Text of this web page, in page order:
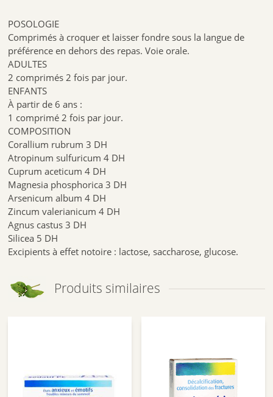
POSOLOGIE
Comprimés à croquer et laisser fondre sous la langue de
préférence en dehors des repas. Voie orale.
ADULTES
2 comprimés 2 fois par jour.
ENFANTS
À partir de 6 ans :
1 comprimé 2 fois par jour.
COMPOSITION
Corallium rubrum 3 DH
Atropinum sulfuricum 4 DH
Cuprum aceticum 4 DH
Magnesia phosphorica 3 DH
Arsenicum album 4 DH
Zincum valerianicum 4 DH
Agnus castus 3 DH
Silicea 5 DH
Excipients à effet notoire : lactose, saccharose, glucose.
Produits similaires